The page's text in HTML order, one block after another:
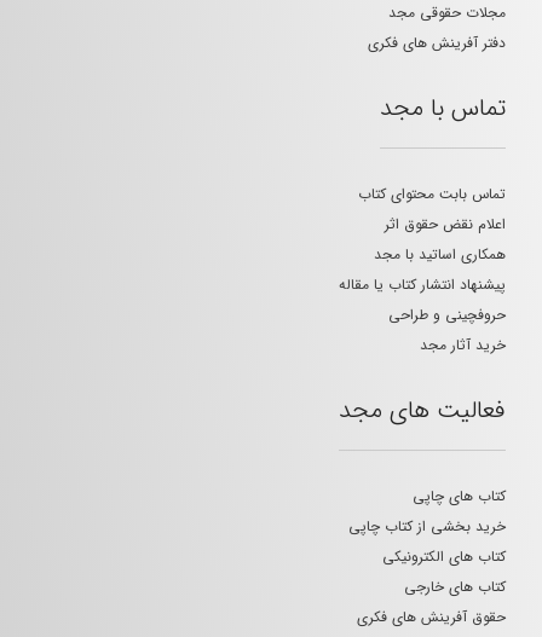
مجلات حقوقی مجد
دفتر آفرینش های فکری
تماس با مجد
تماس بابت محتوای کتاب
اعلام نقض حقوق اثر
همکاری اساتید با مجد
پیشنهاد انتشار کتاب یا مقاله
حروفچینی و طراحی
خرید آثار مجد
فعالیت های مجد
کتاب های چاپی
خرید بخشی از کتاب چاپی
کتاب های الکترونیکی
کتاب های خارجی
حقوق آفرینش های فکری